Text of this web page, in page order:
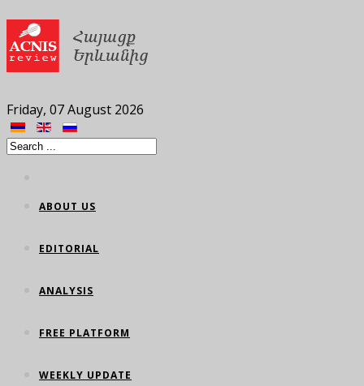
Friday, 07 August 2026
ABOUT US
EDITORIAL
ANALYSIS
FREE PLATFORM
WEEKLY UPDATE